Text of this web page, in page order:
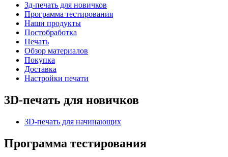
3д-печать для новичков
Программа тестирования
Наши продукты
Постобработка
Печать
Обзор материалов
Покупка
Доставка
Настройки печати
3D-печать для новичков
3D-печать для начинающих
Программа тестирования